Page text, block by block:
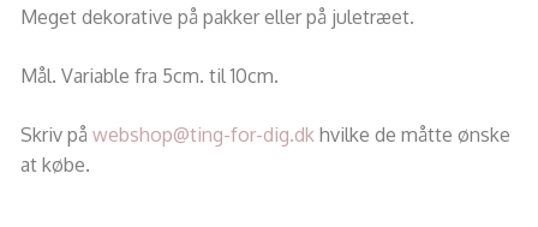
Meget dekorative på pakker eller på juletræet.
Mål. Variable fra 5cm. til 10cm.
Skriv på webshop@ting-for-dig.dk hvilke de måtte ønske
at købe.